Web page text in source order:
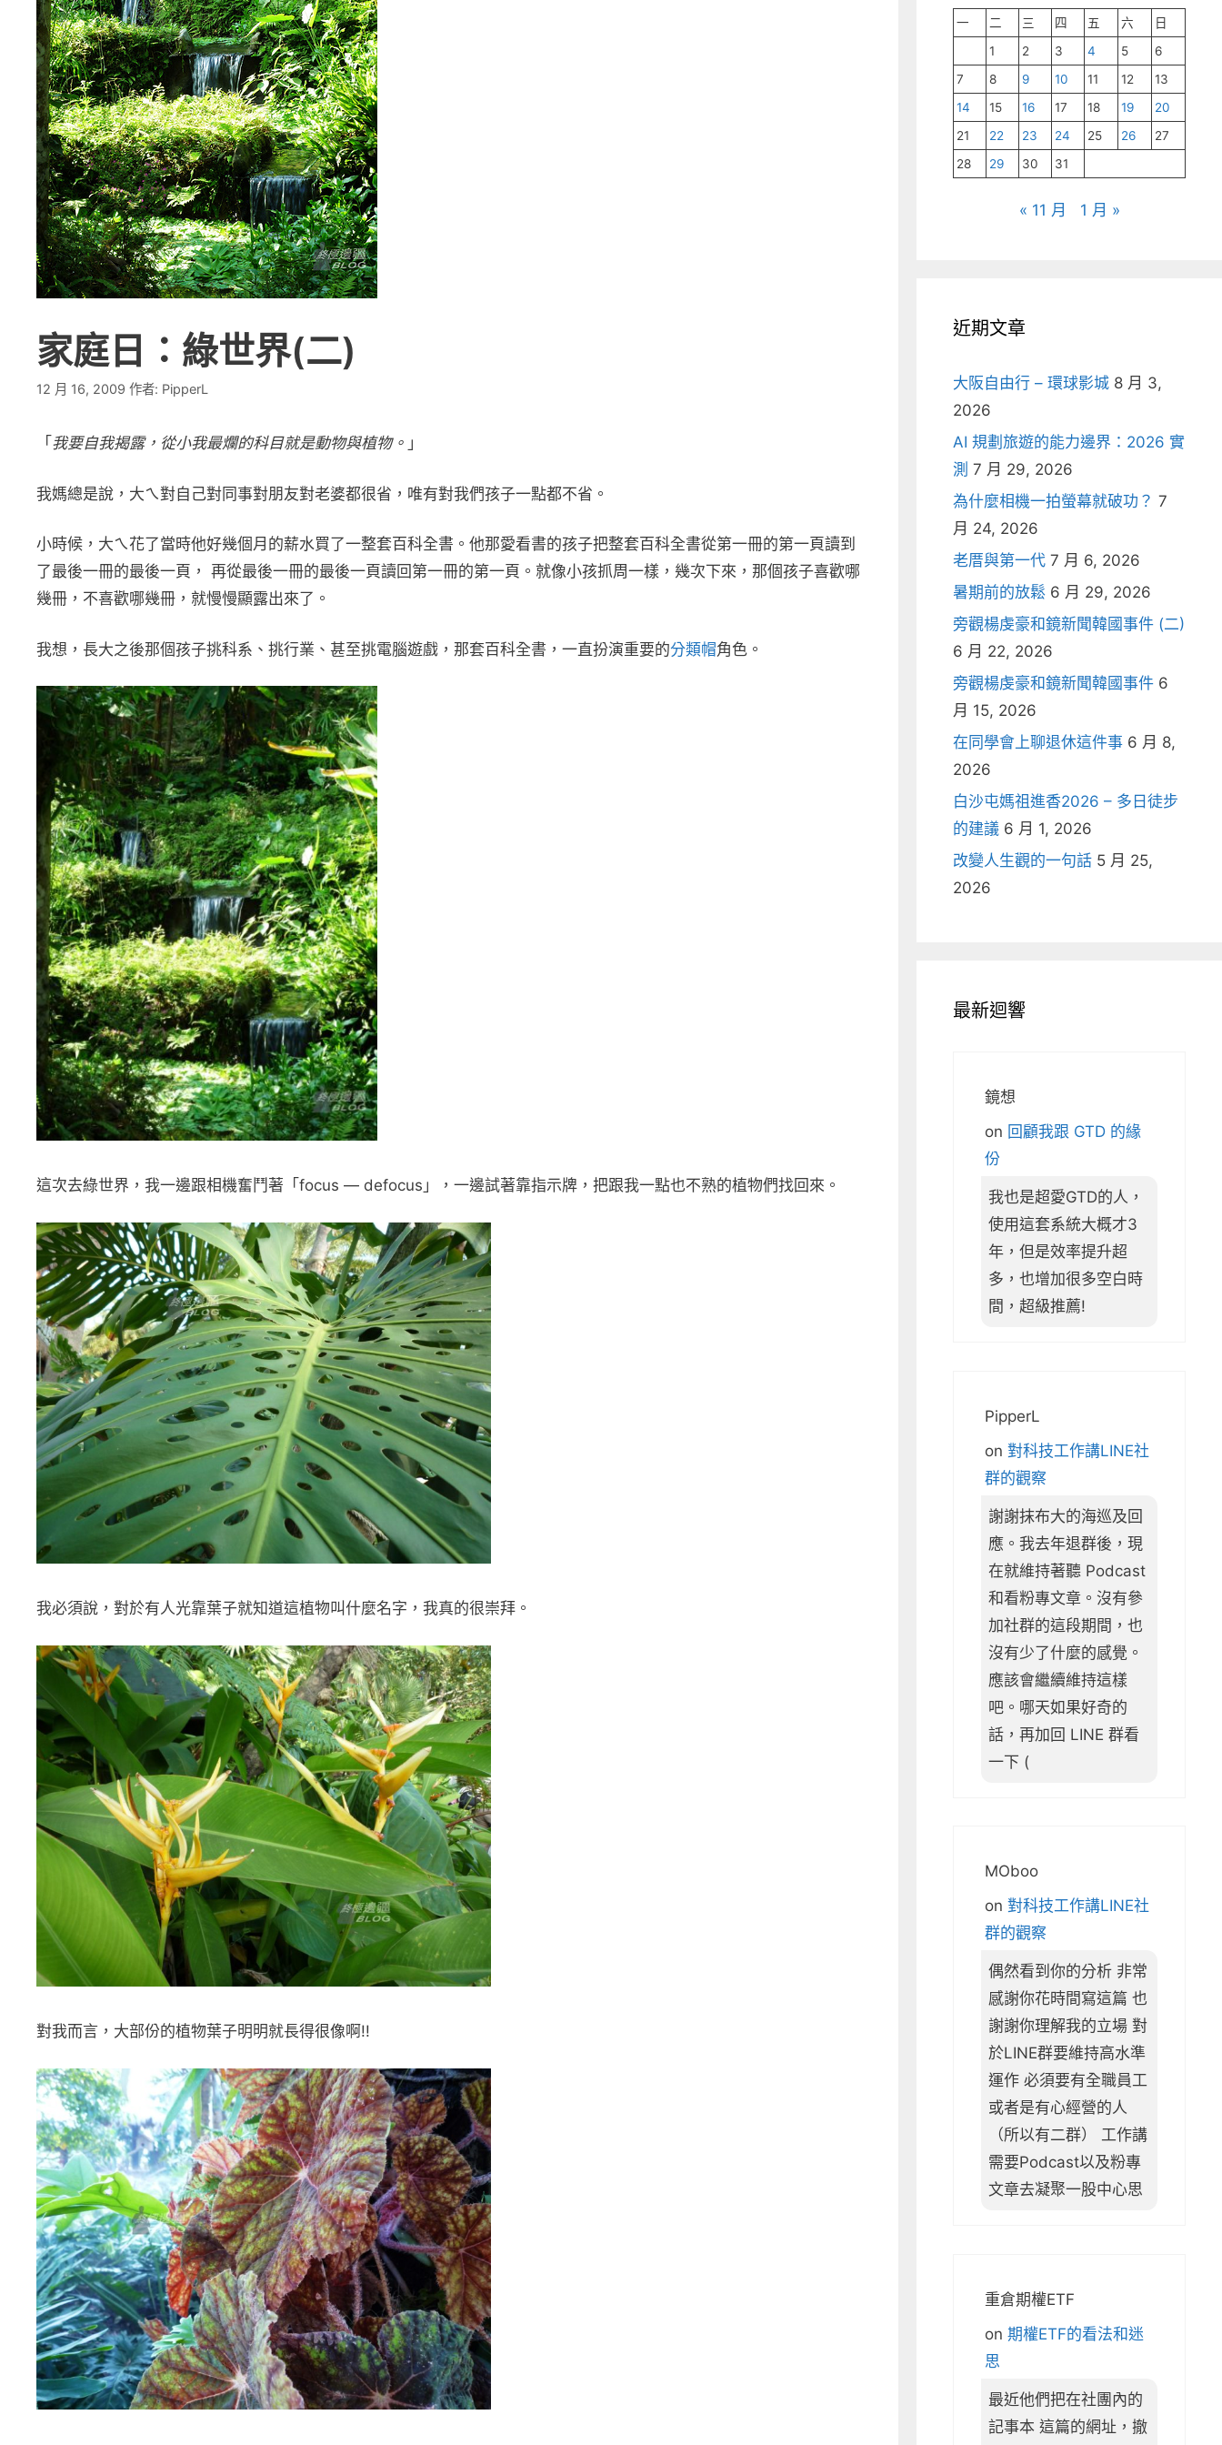
家庭日：綠世界(二)
12 月 16, 2009 作者: PipperL
「 我要自我揭露，從小我最爛的科目就是動物與植物。 」
我媽總是說，大ㄟ對自己對同事對朋友對老婆都很省，唯有對我們孩子一點都不省。
小時候，大ㄟ花了當時他好幾個月的薪水買了一整套百科全書。他那愛看書的孩子把整套百科全書從第一冊的第一頁讀到
了最後一冊的最後一頁， 再從最後一冊的最後一頁讀回第一冊的第一頁。就像小孩抓周一樣，幾次下來，那個孩子喜歡哪
幾冊，不喜歡哪幾冊，就慢慢顯露出來了。
我想，長大之後那個孩子挑科系、挑行業、甚至挑電腦遊戲，那套百科全書，一直扮演重要的分類帽角色。
這次去綠世界，我一邊跟相機奮鬥著「focus — defocus」，一邊試著靠指示牌，把跟我一點也不熟的植物們找回來。
我必須說，對於有人光靠葉子就知道這植物叫什麼名字，我真的很崇拜。
對我而言，大部份的植物葉子明明就長得很像啊!!
一 二 三 四 五 六
日
1
2 3 4 5
6
7
8 9 10 11 12
13
14
15 16 17 18 19
20
21
22 23 24 25 26
27
28
29 30 31
« 11 月 1 月 »
近期文章
大阪自由行 – 環球影城 8 月 3,
2026
AI 規劃旅遊的能力邊界：2026 實
測 7 月 29, 2026
為什麼相機一拍螢幕就破功？ 7
月 24, 2026
老厝與第一代 7 月 6, 2026
暑期前的放鬆 6 月 29, 2026
旁觀楊虔豪和鏡新聞韓國事件 (二)
6 月 22, 2026
旁觀楊虔豪和鏡新聞韓國事件 6
月 15, 2026
在同學會上聊退休這件事 6 月 8,
2026
白沙屯媽祖進香2026 – 多日徒步
的建議 6 月 1, 2026
改變人生觀的一句話 5 月 25,
2026
最新迴響
鏡想
on 回顧我跟 GTD 的緣
份
我也是超愛GTD的人，
使用這套系統大概才3
年，但是效率提升超
多，也增加很多空白時
間，超級推薦!
PipperL
on 對科技工作講LINE社
群的觀察
謝謝抹布大的海巡及回
應。我去年退群後，現
在就維持著聽 Podcast
和看粉專文章。沒有參
加社群的這段期間，也
沒有少了什麼的感覺。
應該會繼續維持這樣
吧。哪天如果好奇的
話，再加回 LINE 群看
一下 (
MOboo
on 對科技工作講LINE社
群的觀察
偶然看到你的分析 非常
感謝你花時間寫這篇 也
謝謝你理解我的立場 對
於LINE群要維持高水準
運作 必須要有全職員工
或者是有心經營的人
（所以有二群） 工作講
需要Podcast以及粉專
文章去凝聚一股中心思
重倉期權ETF
on 期權ETF的看法和迷
思
最近他們把在社團內的
記事本 這篇的網址，撤